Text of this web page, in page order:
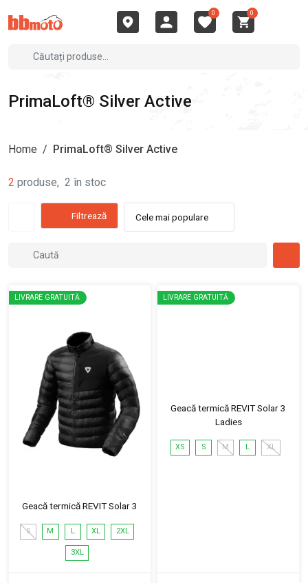
0 0
PrimaLoft® Silver Active
Home / PrimaLoft® Silver Active
2 produse, 2 în stoc
Filtrează Cele mai populare
LIVRARE GRATUITĂ
Geacă termică REVIT Solar 3
S M L XL 2XL
3XL
LIVRARE GRATUITĂ
Geacă termică REVIT Solar 3
Ladies
XS S M L XL